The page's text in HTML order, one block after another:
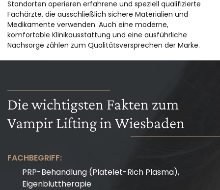
Standorten operieren erfahrene und speziell qualifizierte
Fachärzte, die ausschließlich sichere Materialien und
Medikamente verwenden. Auch eine moderne,
komfortable Klinikausstattung und eine ausführliche
Nachsorge zählen zum Qualitätsversprechen der Marke.
Die wichtigsten Fakten zum
Vampir Lifting in Wiesbaden
FACHBEGRIFF:
PRP-Behandlung (Platelet-Rich Plasma),
Eigenbluttherapie